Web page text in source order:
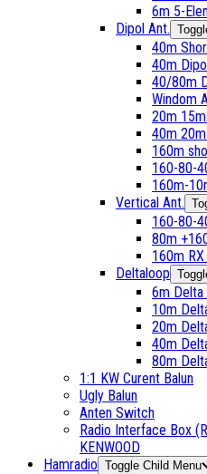
6m 5-
Dipol Ant.
40m
40m
40/80m
Windom
20m
40m
160m
160-80-
160m-
Vertical Ant.
160-80-
80m
160m
Deltaloop
6m Delta
10m
20m
40m
80m
1:1 KW Curent Balun
Ugly Balun
Anten Switch
Radio Interface Box
KENWOOD
Hamradio Toggle Child Menu